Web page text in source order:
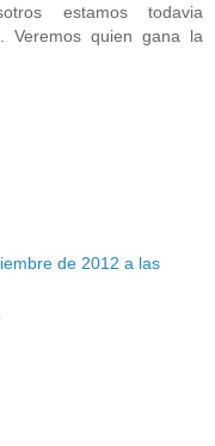
estamos todavia
Veremos quien gana la
de 2012 a las